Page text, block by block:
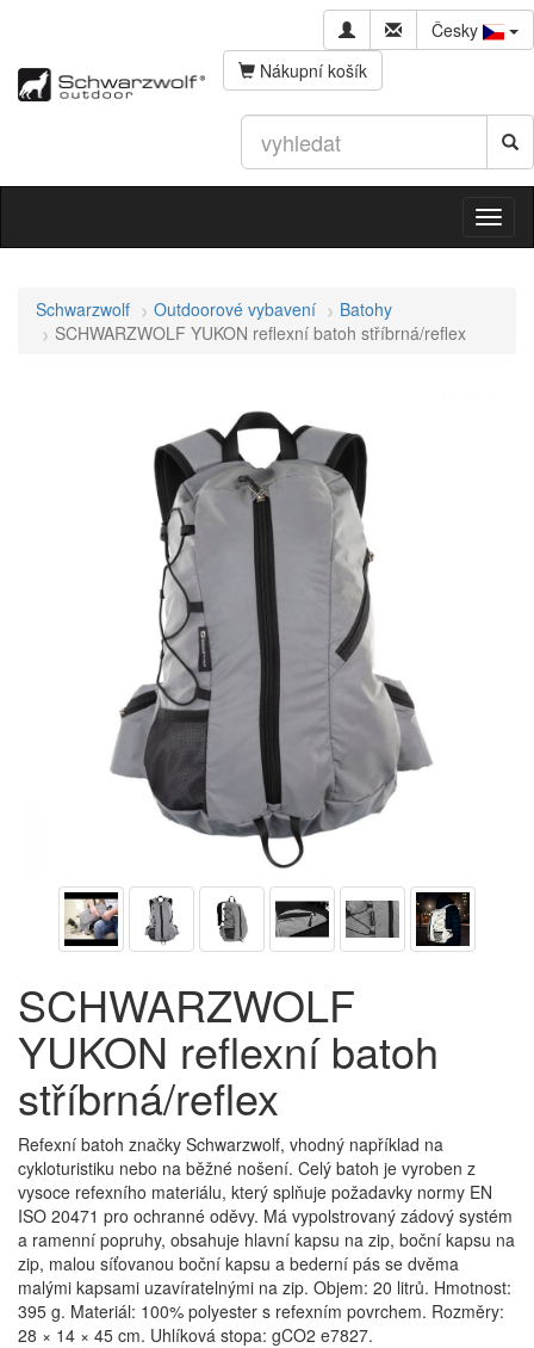
Česky
Nákupní košík
Schwarzwolf Outdoorové vybavení
Batohy
SCHWARZWOLF YUKON reflexní batoh stříbrná/reflex
SCHWARZWOLF
YUKON reflexní batoh
stříbrná/reflex
Refexní batoh značky Schwarzwolf, vhodný například na
cykloturistiku nebo na běžné nošení. Celý batoh je vyroben z
vysoce refexního materiálu, který splňuje požadavky normy EN
ISO 20471 pro ochranné oděvy. Má vypolstrovaný zádový systém
a ramenní popruhy, obsahuje hlavní kapsu na zip, boční kapsu na
zip, malou síťovanou boční kapsu a bederní pás se dvěma
malými kapsami uzavíratelnými na zip. Objem: 20 litrů. Hmotnost:
395 g. Materiál: 100% polyester s refexním povrchem. Rozměry:
28 × 14 × 45 cm. Uhlíková stopa: gCO2 e7827.